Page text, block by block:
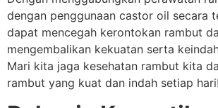
dengan penggunaan castor oil secara
dapat mencegah kerontokan rambut
mengembalikan kekuatan serta
Mari kita jaga kesehatan rambut kita
rambut yang kuat dan indah setiap hari!